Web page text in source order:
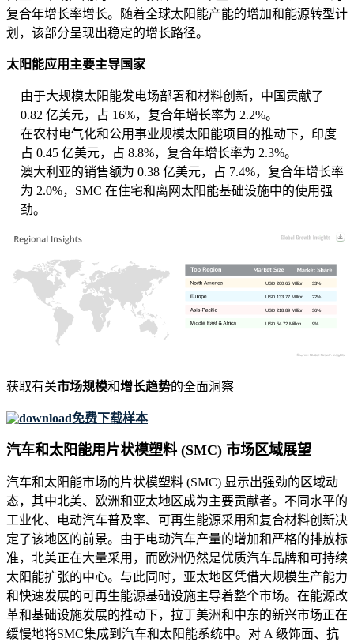
复合年增长率增长。随着全球太阳能产能的增加和能源转型计
划，该部分呈现出稳定的增长路径。
太阳能应用主要主导国家
由于大规模太阳能发电场部署和材料创新，中国贡献了
0.82 亿美元，占 16%，复合年增长率为 2.2%。
在农村电气化和公用事业规模太阳能项目的推动下，印度
占 0.45 亿美元，占 8.8%，复合年增长率为 2.3%。
澳大利亚的销售额为 0.38 亿美元，占 7.4%，复合年增长率
为 2.0%，SMC 在住宅和离网太阳能基础设施中的使用强
劲。
9%
USD 54.72 Million
36%
USD 218.89 Million
22%
USD 133.77 Million
33%
USD 200.65 Million
获取有关市场规模和增长趋势的全面洞察
免费下载样本
汽车和太阳能用片状模塑料 (SMC) 市场区域展望
汽车和太阳能市场的片状模塑料 (SMC) 显示出强劲的区域动
态，其中北美、欧洲和亚太地区成为主要贡献者。不同水平的
工业化、电动汽车普及率、可再生能源采用和复合材料创新决
定了该地区的前景。由于电动汽车产量的增加和严格的排放标
准，北美正在大量采用，而欧洲仍然是优质汽车品牌和可持续
太阳能扩张的中心。与此同时，亚太地区凭借大规模生产能力
和快速发展的可再生能源基础设施主导着整个市场。在能源改
革和基础设施发展的推动下，拉丁美洲和中东的新兴市场正在
缓慢地将SMC集成到汽车和太阳能系统中。对 A 级饰面、抗